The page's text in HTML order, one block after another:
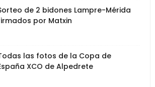
de 2 bidones Lampre-Mérida
por Matxin
las fotos de la Copa de
XCO de Alpedrete